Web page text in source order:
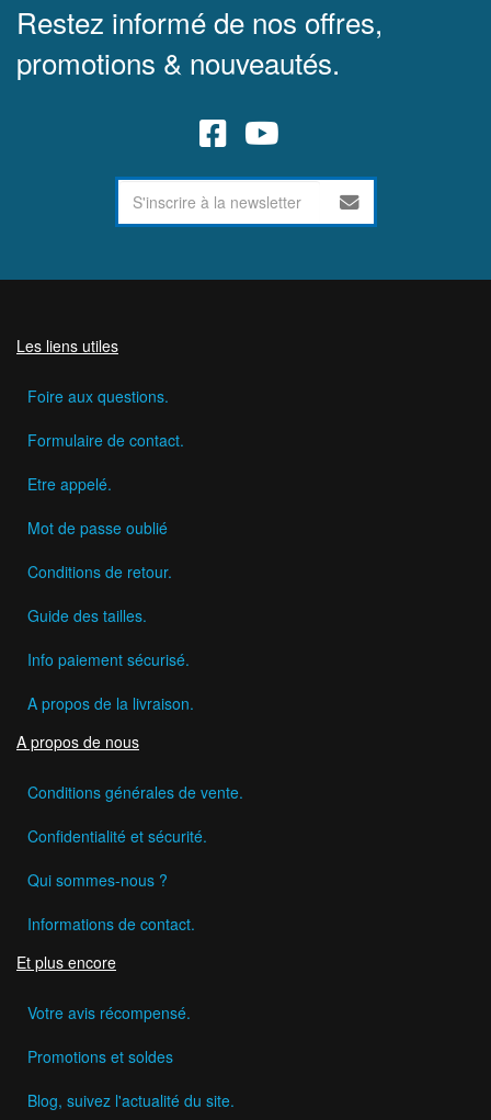
Restez informé de nos offres,
promotions & nouveautés.
Les liens utiles
Foire aux questions.
Formulaire de contact.
Etre appelé.
Mot de passe oublié
Conditions de retour.
Guide des tailles.
Info paiement sécurisé.
A propos de la livraison.
A propos de nous
Conditions générales de vente.
Confidentialité et sécurité.
Qui sommes-nous ?
Informations de contact.
Et plus encore
Votre avis récompensé.
Promotions et soldes
Blog, suivez l'actualité du site.